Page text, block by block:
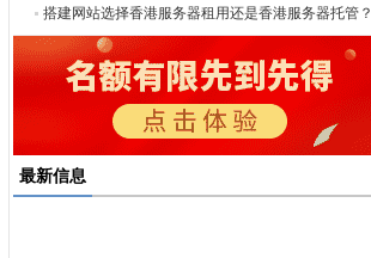
搭建网站选择香港服务器租用还是香港服务器托管？
最新信息